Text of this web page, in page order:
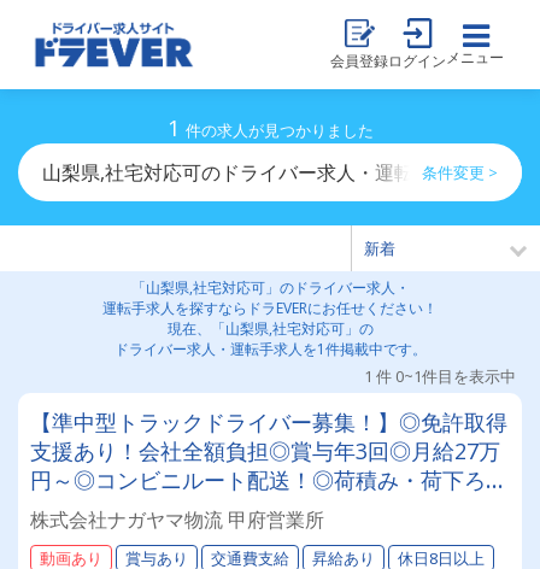
会員登録ログイン メニュー
1 件の求人が見つかりました
山梨県,社宅対応可のドライバー求人・運転手求人一覧
条件変更 >
「山梨県,社宅対応可」のドライバー求人・
運転手求人を探すならドラEVERにお任せください！
現在、「山梨県,社宅対応可」の
ドライバー求人・運転手求人を1件掲載中です。
1 件 0~1件目を表示中
【準中型トラックドライバー募集！】◎免許取得
支援あり！会社全額負担◎賞与年3回◎月給27万
円～◎コンビニルート配送！◎荷積み・荷下ろし
軽々！◎全車AT車★安定して働きたい方必見★
あなたらしく働ける環境です！
株式会社ナガヤマ物流 甲府営業所
動画あり 賞与あり 交通費支給 昇給あり 休日8日以上